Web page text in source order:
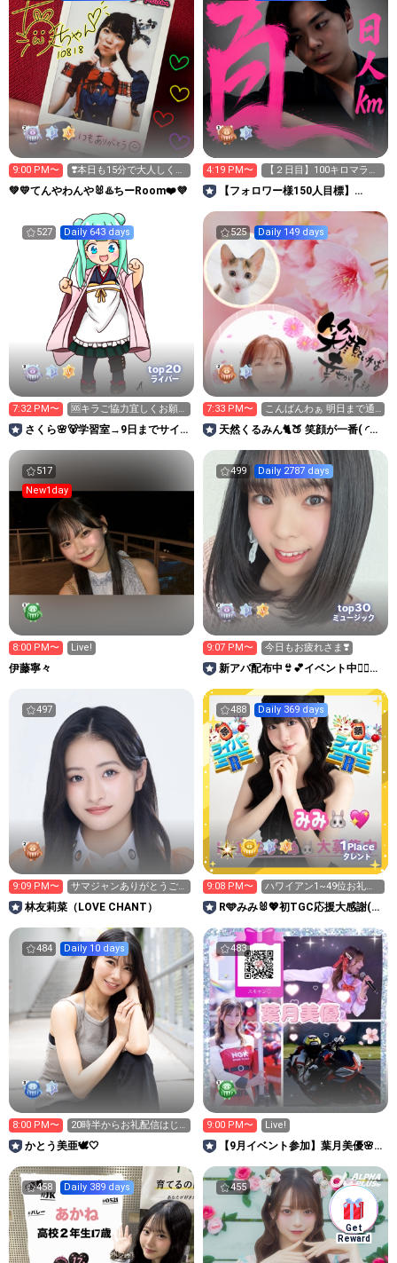
Get
Reward
9:00 PM〜
❣️本日も15分で大人しく終
わるよ🐰♨️
💚💛てんやわんや🐰♨️ちーRoom❤️💜
4:19 PM〜
【２日目】100キロマラソ
ン 頑張りま〜す🎉
【フォロワー様150人目標】
527 Daily 643 days
top20
ライバー
7:32 PM〜
🆘️キラご協力宜しくお願
いします🙇
さくら🌸🐻学習室→9日までサイン
525 Daily 149 days
7:33 PM〜
こんばんわぁ 明日まで通
常配信です
天然くるみん🐈🍑 笑顔が一番( ◜◡◝
517
New1day
8:00 PM〜 Live!
伊藤寧々
499 Daily 2787 days
top30
ミュージック
9:07 PM〜 今日もお疲れさま❣️
新アバ配布中👙💕イベント中❤️‍🔥ゆ
497
9:09 PM〜
サマジャンありがとうご
ざいました！！！✨
林友莉菜（LOVE CHANT）
488 Daily 369 days
1Place
タレント
9:08 PM〜
ハワイアン1~49位お礼配
信💌´-
R🩵みみ🐰💖初TGC応援大感謝(>
484 Daily 10 days
8:00 PM〜
20時半からお礼配信はじ
めます💖
かとう美亜🕊️🤍
483
9:00 PM〜 Live!
【9月イベント参加】葉月美優🌸み
458 Daily 389 days 455